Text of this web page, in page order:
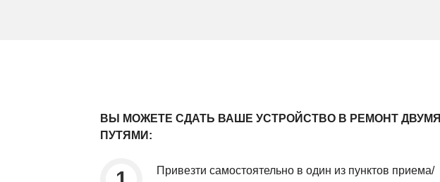
ВЫ МОЖЕТЕ СДАТЬ ВАШЕ УСТРОЙСТВО В РЕМОНТ ДВУМЯ
ПУТЯМИ:
Привезти самостоятельно в один из пунктов приема/